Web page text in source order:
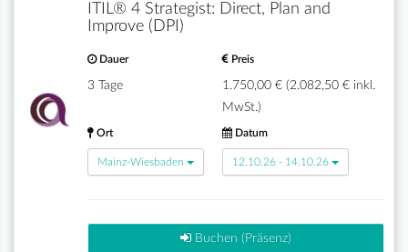
ITIL® 4 Strategist: Direct, Plan and
Improve (DPI)
Dauer
3 Tage
Preis
1.750,00 € (2.082,50 € inkl.
MwSt.)
Ort
Mainz-Wiesbaden
Datum
12.10.26 - 14.10.26
Buchen (Präsenz)